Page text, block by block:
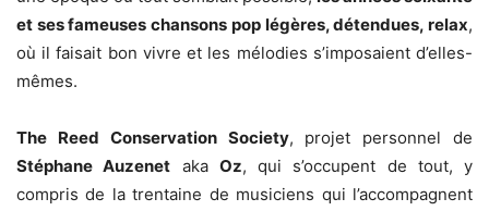
et ses fameuses chansons pop légères, détendues, relax,
où il faisait bon vivre et les mélodies s’imposaient d’elles-
mêmes.
The Reed Conservation Society, projet personnel de
Stéphane Auzenet aka Oz, qui s’occupent de tout, y
compris de la trentaine de musiciens qui l’accompagnent